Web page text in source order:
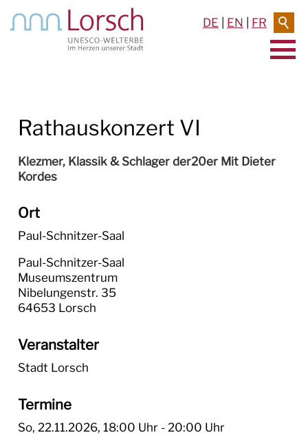
DE EN FR
RATHAUS & SERVICE
BAUEN & UMWELT
TOURISMUS
Rathauskonzert VI
Klezmer, Klassik & Schlager der20er Mit Dieter
Kordes
Ort
Paul-Schnitzer-Saal
Paul-Schnitzer-Saal
Museumszentrum
Nibelungenstr. 35
64653 Lorsch
Veranstalter
Stadt Lorsch
Termine
So, 22.11.2026, 18:00 Uhr - 20:00 Uhr